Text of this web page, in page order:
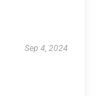
Sep 4, 2024